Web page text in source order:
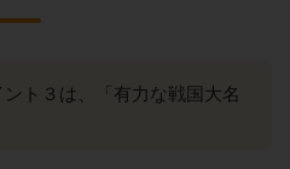
ト３は、「有力な戦国大名